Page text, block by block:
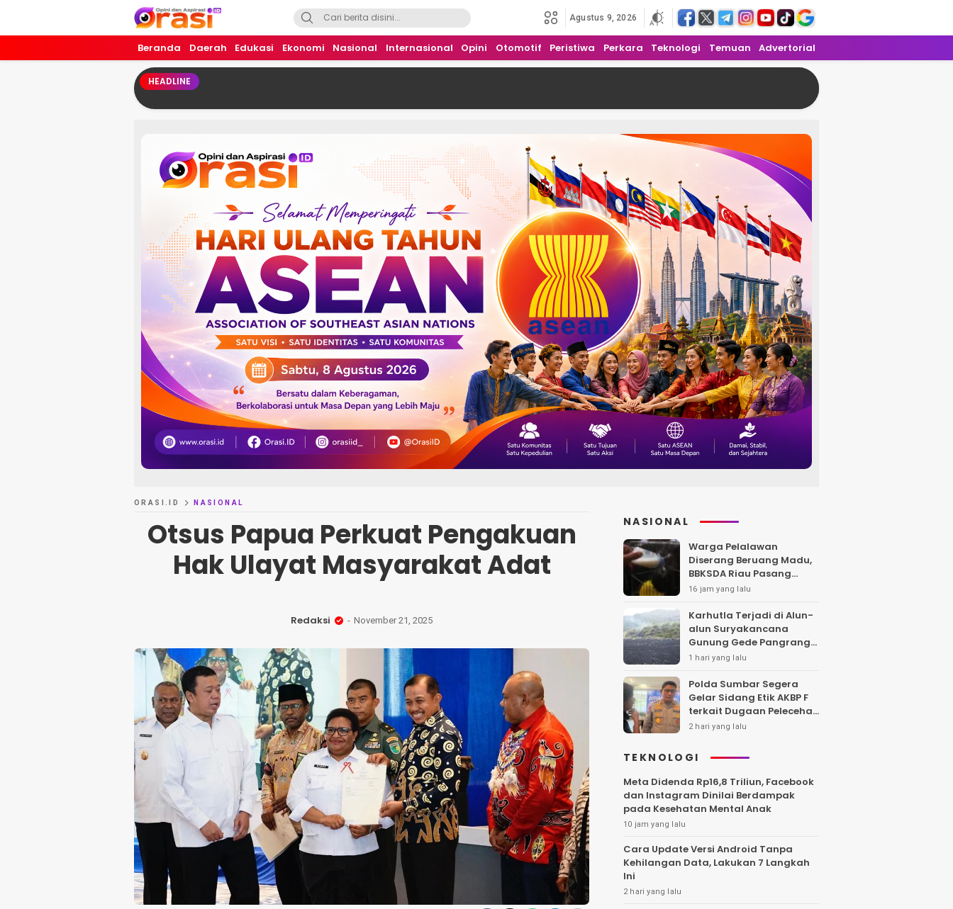
Orasi.ID
Opini dan Aspirasi!
Agustus 9, 2026
Beranda Daerah Edukasi Ekonomi Nasional Internasional Opini Otomotif Peristiwa Perkara Teknologi Temuan Advertorial
HEADLINE
ORASI.ID NASIONAL
Otsus Papua Perkuat Pengakuan
Hak Ulayat Masyarakat Adat
Redaksi November 21, 2025
NASIONAL
Warga Pelalawan
Diserang Beruang Madu,
BBKSDA Riau Pasang
Kandang Jebak di Lokasi
16 jam yang lalu
Karhutla Terjadi di Alun-
alun Suryakancana
Gunung Gede Pangrango,
Api Berhasil Dipadamka
1 hari yang lalu
Polda Sumbar Segera
Gelar Sidang Etik AKBP F
terkait Dugaan Pelecehan
Polwan
2 hari yang lalu
TEKNOLOGI
Meta Didenda Rp16,8 Triliun, Facebook
dan Instagram Dinilai Berdampak
pada Kesehatan Mental Anak
10 jam yang lalu
Cara Update Versi Android Tanpa
Kehilangan Data, Lakukan 7 Langkah
Ini
2 hari yang lalu